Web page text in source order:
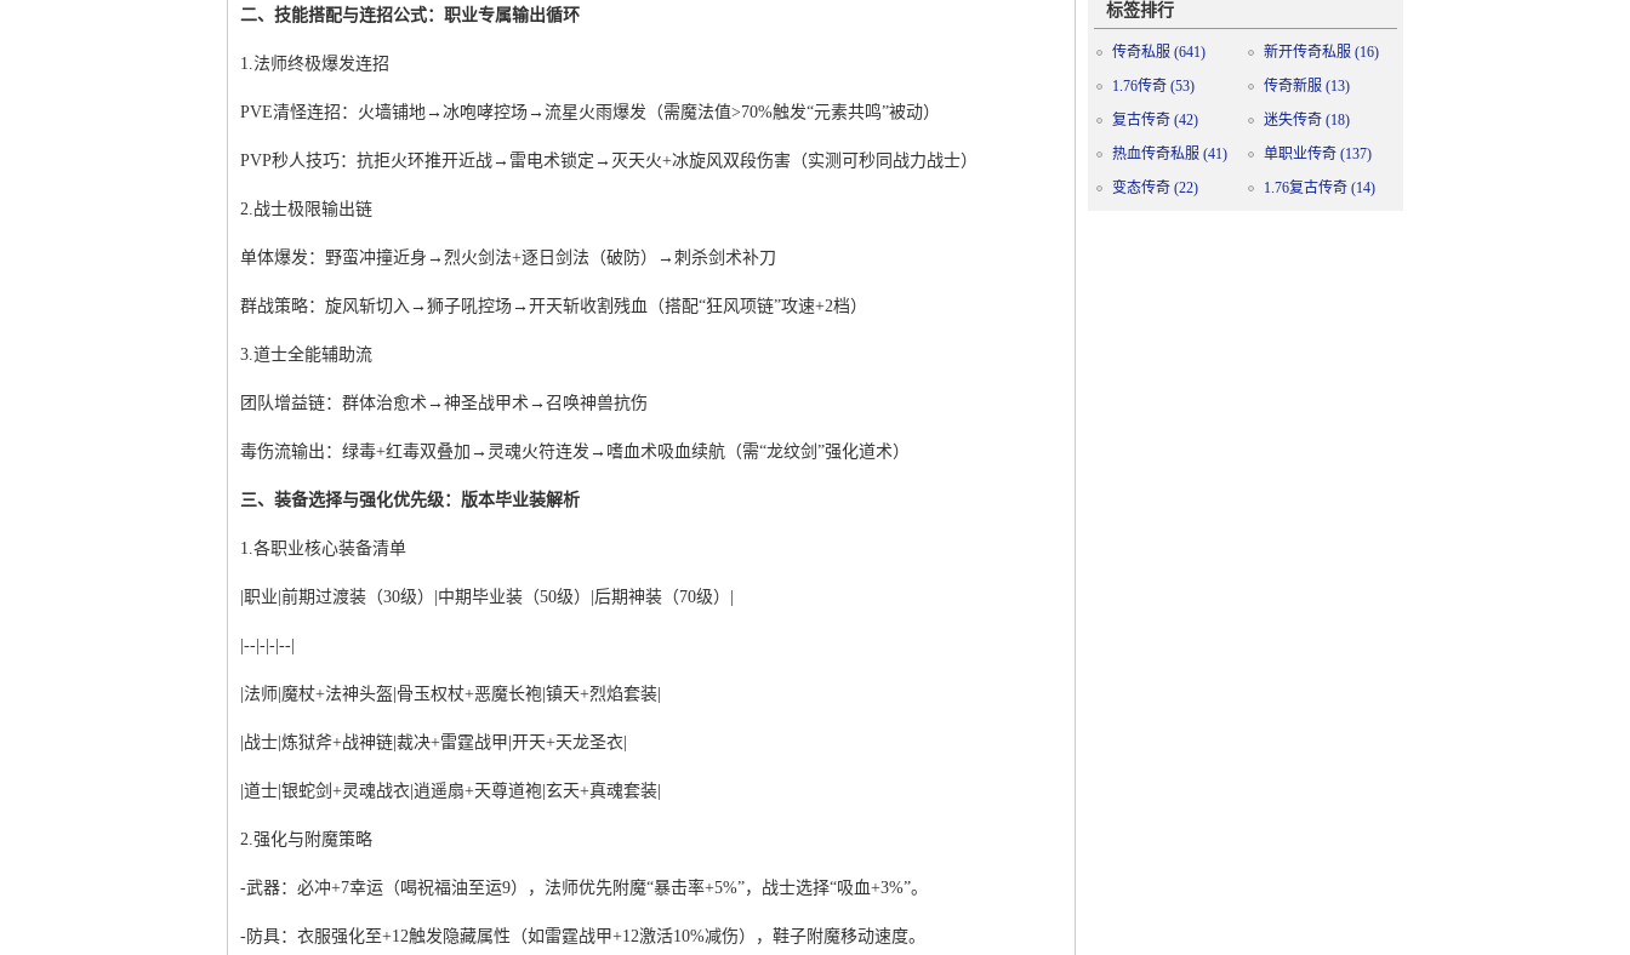
二、技能搭配与连招公式：职业专属输出循环
1.法师终极爆发连招
PVE清怪连招：火墙铺地→冰咆哮控场→流星火雨爆发（需魔法值>70%触发“元素共鸣”被动）
PVP秒人技巧：抗拒火环推开近战→雷电术锁定→灭天火+冰旋风双段伤害（实测可秒同战力战士）
2.战士极限输出链
单体爆发：野蛮冲撞近身→烈火剑法+逐日剑法（破防）→刺杀剑术补刀
群战策略：旋风斩切入→狮子吼控场→开天斩收割残血（搭配“狂风项链”攻速+2档）
3.道士全能辅助流
团队增益链：群体治愈术→神圣战甲术→召唤神兽抗伤
毒伤流输出：绿毒+红毒双叠加→灵魂火符连发→嗜血术吸血续航（需“龙纹剑”强化道术）
三、装备选择与强化优先级：版本毕业装解析
1.各职业核心装备清单
|职业|前期过渡装（30级）|中期毕业装（50级）|后期神装（70级）|
|--|-|-|--|
|法师|魔杖+法神头盔|骨玉权杖+恶魔长袍|镇天+烈焰套装|
|战士|炼狱斧+战神链|裁决+雷霆战甲|开天+天龙圣衣|
|道士|银蛇剑+灵魂战衣|逍遥扇+天尊道袍|玄天+真魂套装|
2.强化与附魔策略
-武器：必冲+7幸运（喝祝福油至运9），法师优先附魔“暴击率+5%”，战士选择“吸血+3%”。
-防具：衣服强化至+12触发隐藏属性（如雷霆战甲+12激活10%减伤），鞋子附魔移动速度。
标签排行
传奇私服 (641) 新开传奇私服 (16)
1.76传奇 (53) 传奇新服 (13)
复古传奇 (42) 迷失传奇 (18)
热血传奇私服 (41) 单职业传奇 (137)
变态传奇 (22) 1.76复古传奇 (14)